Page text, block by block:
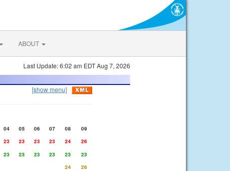
ABOUT
Last Update: 6:02 am EDT Aug 7, 2026
[show menu]
04 05 06 07 08
09
23 23 23 23 24
26
23 23 23 23 23
23
24
26